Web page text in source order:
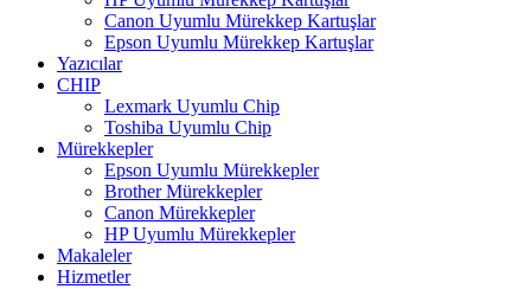
Canon Uyumlu Mürekkep Kartuşlar
Epson Uyumlu Mürekkep Kartuşlar
Yazıcılar
CHIP
Lexmark Uyumlu Chip
Toshiba Uyumlu Chip
Mürekkepler
Epson Uyumlu Mürekkepler
Brother Mürekkepler
Canon Mürekkepler
HP Uyumlu Mürekkepler
Makaleler
Hizmetler